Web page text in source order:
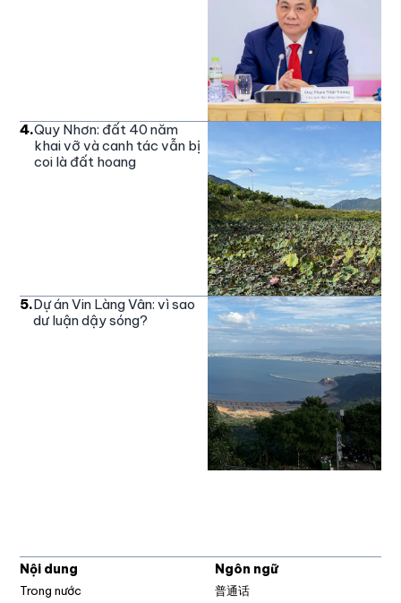
4.Quy Nhơn: đất 40 năm
khai vỡ và canh tác vẫn bị
coi là đất hoang
5.Dự án Vin Làng Vân: vì sao
dư luận dậy sóng?
Nội dung
Trong nước
Ngôn ngữ
普通话